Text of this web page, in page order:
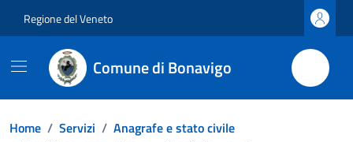
Regione del Veneto
Comune di Bonavigo
Home / Servizi / Anagrafe e stato civile